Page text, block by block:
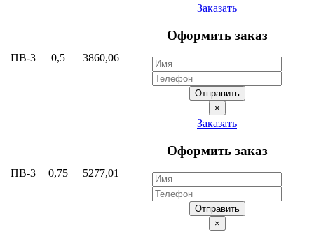
ПВ-3 0,5 3860,06
Заказать
Оформить заказ
Отправить
×
ПВ-3 0,75 5277,01
Заказать
Оформить заказ
Отправить
×